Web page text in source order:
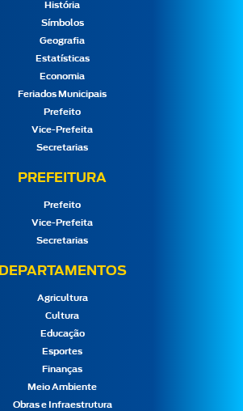
História
Símbolos
Geografia
Estatísticas
Economia
Feriados Municipais
Prefeito
Vice-Prefeita
Secretarias
PREFEITURA
Prefeito
Vice-Prefeita
Secretarias
DEPARTAMENTOS
Agricultura
Cultura
Educação
Esportes
Finanças
Meio Ambiente
Obras e Infraestrutura